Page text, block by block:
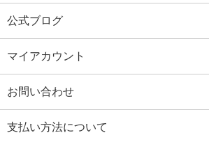
公式ブログ
マイアカウント
お問い合わせ
支払い方法について